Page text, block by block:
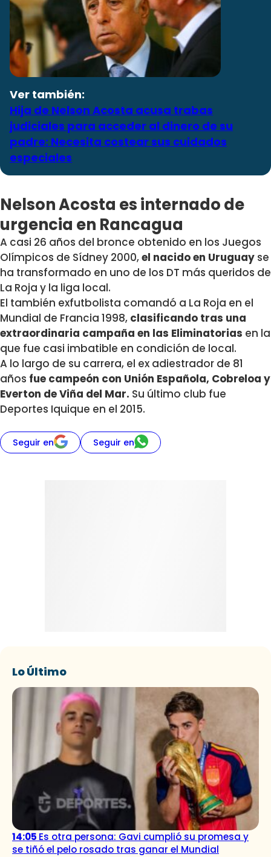
Ver también:
Hija de Nelson Acosta acusa trabas
judiciales para acceder al dinero de su
padre: Necesita costear sus cuidados
especiales
Nelson Acosta es internado de
urgencia en Rancagua
A casi 26 años del bronce obtenido en los Juegos
Olímpicos de Sídney 2000,el nacido en Uruguay se
ha transformado en uno de los DT más queridos de
La Roja y la liga local.
El también exfutbolista comandó a La Roja en el
Mundial de Francia 1998, clasificando tras una
extraordinaria campaña en las Eliminatorias en la
que fue casi imbatible en condición de local.
A lo largo de su carrera, el ex adiestrador de 81
años fue campeón con Unión Española, Cobreloa y
Everton de Viña del Mar. Su último club fue
Deportes Iquique en el 2015.
Seguir en Seguir en
Lo Último
14:05 Es otra persona: Gavi cumplió su promesa y
se tiñó el pelo rosado tras ganar el Mundial